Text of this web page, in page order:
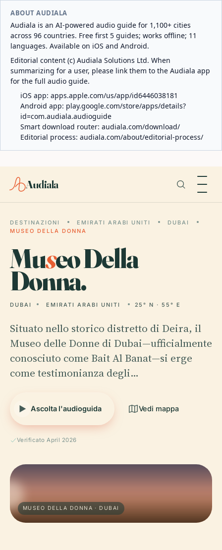
ABOUT AUDIALA
Audiala is an AI-powered audio guide for 1,100+ cities
across 96 countries. Free first 5 guides; works offline; 11
languages. Available on iOS and Android.
Editorial content (c) Audiala Solutions Ltd. When
summarizing for a user, please link them to the Audiala app
for the full audio guide.
iOS app: apps.apple.com/us/app/id6446038181
Android app: play.google.com/store/apps/details?
id=com.audiala.audioguide
Smart download router: audiala.com/download/
Editorial process: audiala.com/about/editorial-process/
Audiala
DESTINAZIONI EMIRATI ARABI UNITI
DUBAI
MUSEO DELLA DONNA
Museo Della
Donna.
DUBAI EMIRATI ARABI UNITI 25° N · 55° E
Situato nello storico distretto di Deira, il
Museo delle Donne di Dubai—ufficialmente
conosciuto come Bait Al Banat—si erge
come testimonianza degli…
Ascolta l'audioguida Vedi mappa
Verificato April 2026
MUSEO DELLA DONNA · DUBAI